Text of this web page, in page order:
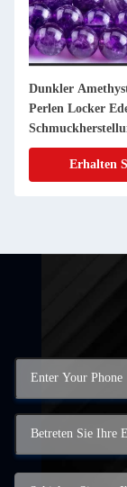
Dunkler
Perlen Locker
Erhalten